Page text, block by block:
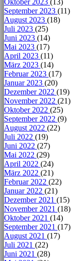
September 2023 (11)
August 2023 (18)
Juli 2023 (25)
Juni 2023 (14)
Mai 2023 (17)
April 2023 (11)
März 2023 (14)
Februar 2023 (17)
Januar 2023 (20)
Dezember 2022 (19)
November 2022 (21)
Oktober 2022 (25)
September 2022 (9)
August 2022 (22)
Juli 2022 (19)
Juni 2022 (27)
Mai 2022 (29)
April 2022 (24)
März 2022 (21)
Februar 2022 (22)
Januar 2022 (21)
Dezember 2021 (15)
November 2021 (18)
Oktober 2021 (14)
September 2021 (17)
August 2021 (17)
Juli 2021 (22)
Juni 2021 (28)